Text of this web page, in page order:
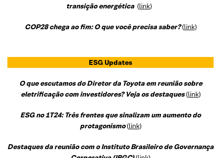
transição energética (link)
COP28 chega ao fim: O que você precisa saber?(link)
ESG Updates
O que escutamos do Diretor da Toyota em reunião sobre
eletrificação com investidores? Veja os destaques(link)
ESG no 1T24: Três frentes que sinalizam um aumento do
protagonismo(link)
Destaques da reunião com o Instituto Brasileiro de Governança